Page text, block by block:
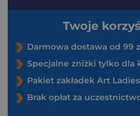
Twoje
Darmowa dostawa od 99
Specjalne zniżki tylko dla
Pakiet zakładek Art Ladies
Brak opłat za